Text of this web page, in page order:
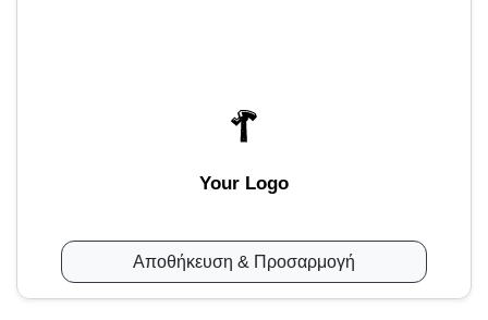
Your Logo
Αποθήκευση & Προσαρμογή